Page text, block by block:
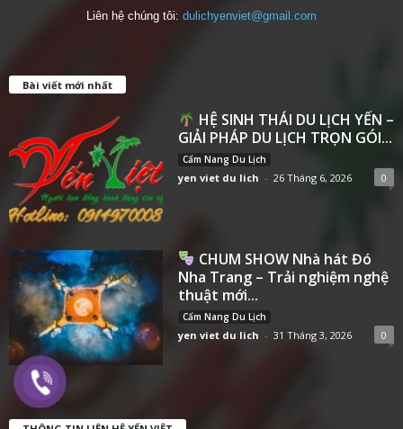
Liên hệ chúng tôi: dulichyenviet@gmail.com
Bài viết mới nhất
HỆ SINH THÁI DU LỊCH YẾN –
GIẢI PHÁP DU LỊCH TRỌN GÓI...
Cẩm Nang Du Lịch
yen viet du lich - 26 Tháng 6, 2026 0
CHUM SHOW Nhà hát Đó
Nha Trang – Trải nghiệm nghệ
thuật mới...
Cẩm Nang Du Lịch
yen viet du lich - 31 Tháng 3, 2026 0